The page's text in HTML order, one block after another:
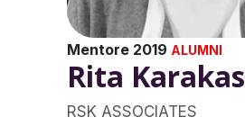
Mentore 2019 ALUMNI
Rita Karakas
RSK ASSOCIATES